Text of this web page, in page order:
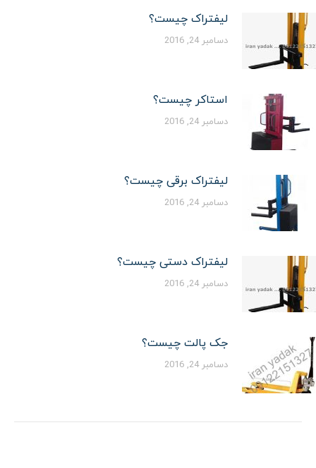
لیفتراک چیست؟
دسامبر 24, 2016
استاکر چیست؟
دسامبر 24, 2016
لیفتراک برقی چیست؟
دسامبر 24, 2016
لیفتراک دستی چیست؟
دسامبر 24, 2016
جک پالت چیست؟
دسامبر 24, 2016